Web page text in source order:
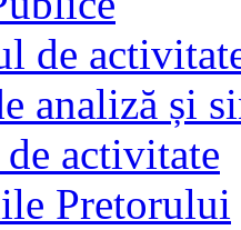
de
analiză și
activitate
Pretorului